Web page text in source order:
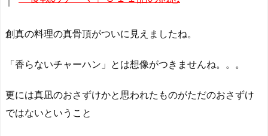
創真の料理の真骨頂がついに見えましたね。
「香らないチャーハン」とは想像がつきませんね。。。
更には真凪のおさずけかと思われたものがただのおさずけ
ではないということ